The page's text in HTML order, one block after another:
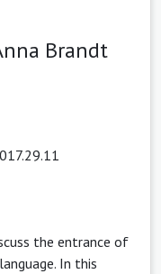
Brandt
the entrance of
In this